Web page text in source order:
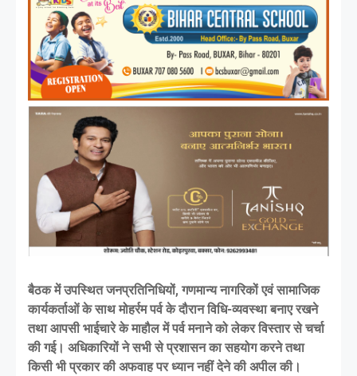
बैठक में उपस्थित जनप्रतिनिधियों, गणमान्य नागरिकों एवं सामाजिक
कार्यकर्ताओं के साथ मोहर्रम पर्व के दौरान विधि-व्यवस्था बनाए रखने
तथा आपसी भाईचारे के माहौल में पर्व मनाने को लेकर विस्तार से चर्चा
की गई। अधिकारियों ने सभी से प्रशासन का सहयोग करने तथा
किसी भी प्रकार की अफवाह पर ध्यान नहीं देने की अपील की।